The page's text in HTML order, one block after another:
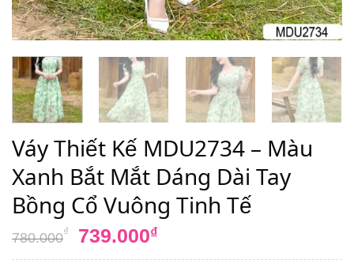
Váy Thiết Kế MDU2734 – Màu
Xanh Bắt Mắt Dáng Dài Tay
Bồng Cổ Vuông Tinh Tế
780.000₫
Giá
739.000₫